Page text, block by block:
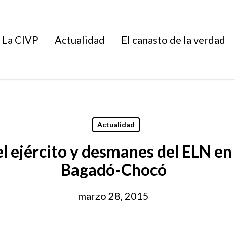
La CIVP Actualidad El canasto de la verdad
Actualidad
ejército y desmanes del ELN
Bagadó-Chocó
marzo 28, 2015